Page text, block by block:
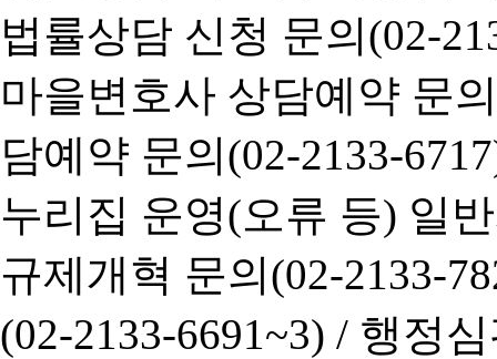
법률상담 신청 문의(02-
마을변호사 상담예약 문
담예약 문의(02-2133-
누리집 운영(오류 등) 일
규제개혁 문의(02-2133-
(02-2133-6691~3) / 행정심